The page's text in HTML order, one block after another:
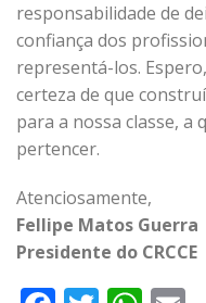
responsabilidade de
confiança dos
representá-los.
certeza de que
para a nossa classe,
pertencer.
Atenciosamente,
Fellipe Matos Guerra
Presidente do CRCCE